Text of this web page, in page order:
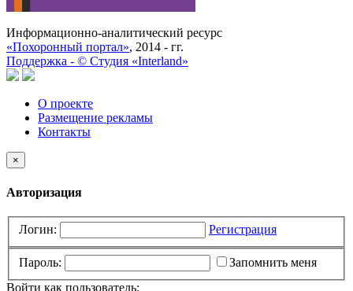
Информационно-аналитический ресурс
«Похоронный портал», 2014 - гг.
Поддержка - © Cтудия «Interland»
О проекте
Размещение рекламы
Контакты
×
Авторизация
Логин: Регистрация
Пароль:
Запомнить меня
Войти как пользователь: